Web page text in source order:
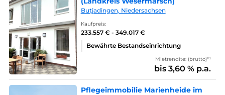
Butjadingen, Niedersachsen
Kaufpreis:
233.557 € - 349.017 €
Bewährte Bestandseinrichtung
Mietrendite: (brutto)*¹
bis 3,60 % p.a.
Pflegeimmobilie Marienheide im